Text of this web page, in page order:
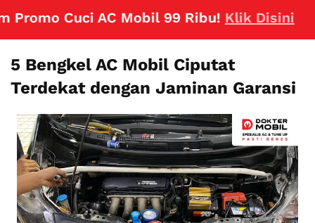
Cuci AC Mobil 99 Ribu!Klik Disini
5 Bengkel AC Mobil Ciputat
Terdekat dengan Jaminan Garansi